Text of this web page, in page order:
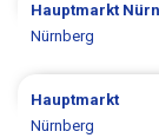
Hauptmarkt
Nürnberg
Hauptmarkt
Nürnberg